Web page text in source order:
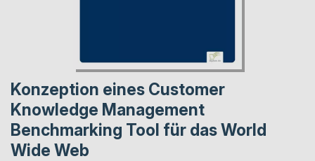
Konzeption eines Customer
Knowledge Management
Benchmarking Tool für das World
Wide Web